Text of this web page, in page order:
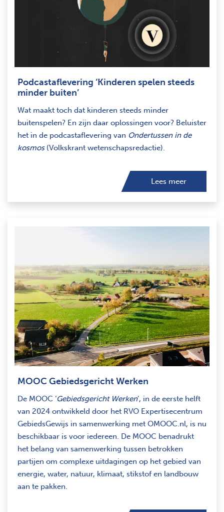
Podcastaflevering ‘Kinderen spelen steeds
minder buiten’
Wat maakt toch dat kinderen steeds minder
buitenspelen? En zijn daar oplossingen voor? Beluister
het in de podcastaflevering van Ondertussen in de
kosmos(Volkskrant wetenschapsredactie).
Lees meer
MOOC Gebiedsgericht Werken
De MOOC ‘Gebiedsgericht Werken’, in de eerste helft
van 2024 ontwikkeld door het RVO Expertisecentrum
GebiedsGewijs in samenwerking met OMOOC.nl, is nu
beschikbaar is voor iedereen. De MOOC benadrukt
het belang van samenwerking tussen betrokken
partijen om complexe uitdagingen op het gebied van
energie, water, natuur, klimaat, stikstof en landbouw
aan te pakken.